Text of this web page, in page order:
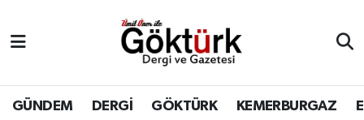
GÜNDEM DERGİ GÖKTÜRK KEMERBURGAZ
BİLİM
Eyüpsultan Hava Durumu
Eyüpsultan Trafik Yoğunluk Haritası